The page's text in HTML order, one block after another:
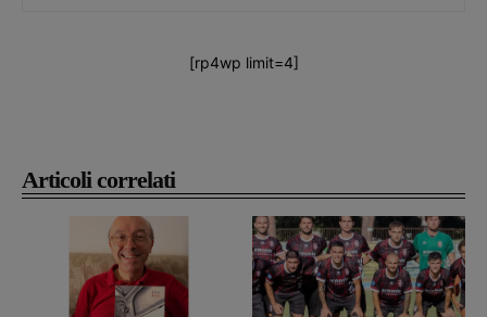
Articoli correlati
[rp4wp limit=4]